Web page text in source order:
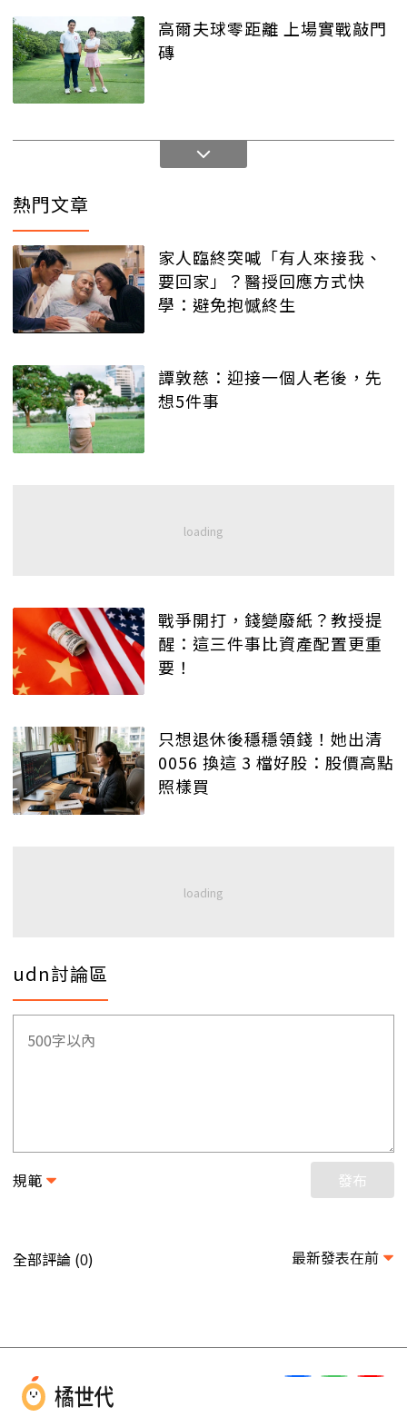
高爾夫球零距離 上場實戰敲門
磚
熱門文章
家人臨終突喊「有人來接我、
要回家」？醫授回應方式快
學：避免抱憾終生
譚敦慈：迎接一個人老後，先
想5件事
戰爭開打，錢變廢紙？教授提
醒：這三件事比資產配置更重
要！
只想退休後穩穩領錢！她出清
0056 換這 3 檔好股：股價高點
照樣買
udn討論區
規範 發布
全部評論 (0) 最新發表在前